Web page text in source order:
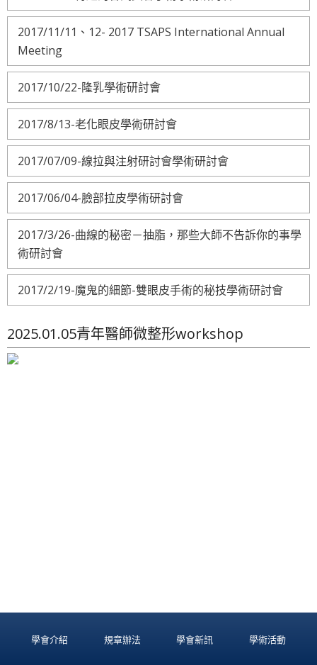
2017/11/11、12- 2017 TSAPS International Annual
Meeting
2017/10/22-隆乳學術研討會
2017/8/13-老化眼皮學術研討會
2017/07/09-線拉與注射研討會學術研討會
2017/06/04-臉部拉皮學術研討會
2017/3/26-曲線的秘密－抽脂，那些大師不告訴你的事學
術研討會
2017/2/19-魔鬼的細節-雙眼皮手術的秘技學術研討會
2025.01.05青年醫師微整形workshop
學會介紹 規章辦法 學會新訊 學術活動